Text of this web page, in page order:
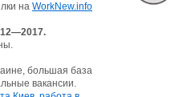
на WorkNew.info
большая база
вакансии.